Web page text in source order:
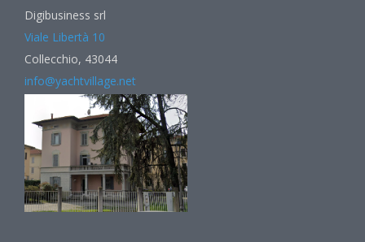
Digibusiness srl
Viale Libertà 10
Collecchio, 43044
info@yachtvillage.net